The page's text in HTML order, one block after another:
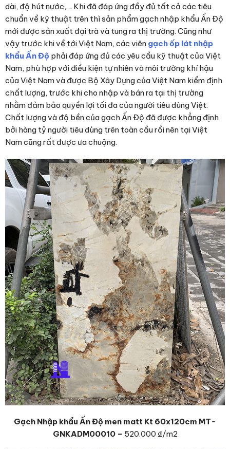
dài, độ hút nước,… Khi đã đáp ứng đầy đủ tất cả các tiêu
chuẩn về kỹ thuật trên thì sản phẩm gạch nhập khẩu Ấn Độ
mới được sản xuất đại trà và tung ra thị trường. Cũng như
vậy trước khi về tới Việt Nam, các viên gạch ốp lát nhập
khẩu Ấn Độ phải đáp ứng đủ các yêu cầu kỹ thuật của Việt
Nam, phù hợp với điều kiện tự nhiên và môi trường khí hậu
của Việt Nam và được Bộ Xây Dựng của Việt Nam kiểm định
chất lượng, trước khi cho nhập và bán ra tại thị trường
nhằm đảm bảo quyền lợi tối đa của người tiêu dùng Việt.
Chất lượng và độ bền của gạch Ấn Độ đã được khẳng định
bởi hàng tỷ người tiêu dùng trên toàn cầu rồi nên tại Việt
Nam cũng rất được ưa chuộng.
Gạch Nhập khẩu Ấn Độ men matt Kt 60x120cm MT-
GNKADM00010 – 520.000 ₫/m2